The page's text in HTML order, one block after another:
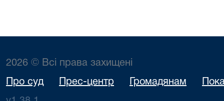
2026 © Всі права захищені
Про суд Прес-центр Громадянам